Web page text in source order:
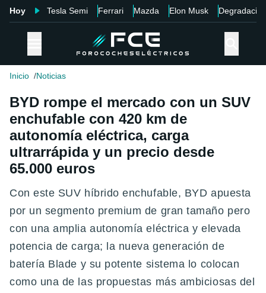
Hoy Tesla Semi Ferrari Mazda Elon Musk Degradación
Inicio Noticias
BYD rompe el mercado con un SUV
enchufable con 420 km de
autonomía eléctrica, carga
ultrarrápida y un precio desde
65.000 euros
Con este SUV híbrido enchufable, BYD apuesta
por un segmento premium de gran tamaño pero
con una amplia autonomía eléctrica y elevada
potencia de carga; la nueva generación de
batería Blade y su potente sistema lo colocan
como una de las propuestas más ambiciosas del